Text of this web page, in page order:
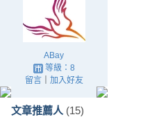
ABay
等級：8
留言｜ 加入好友
文章推薦人 (15)